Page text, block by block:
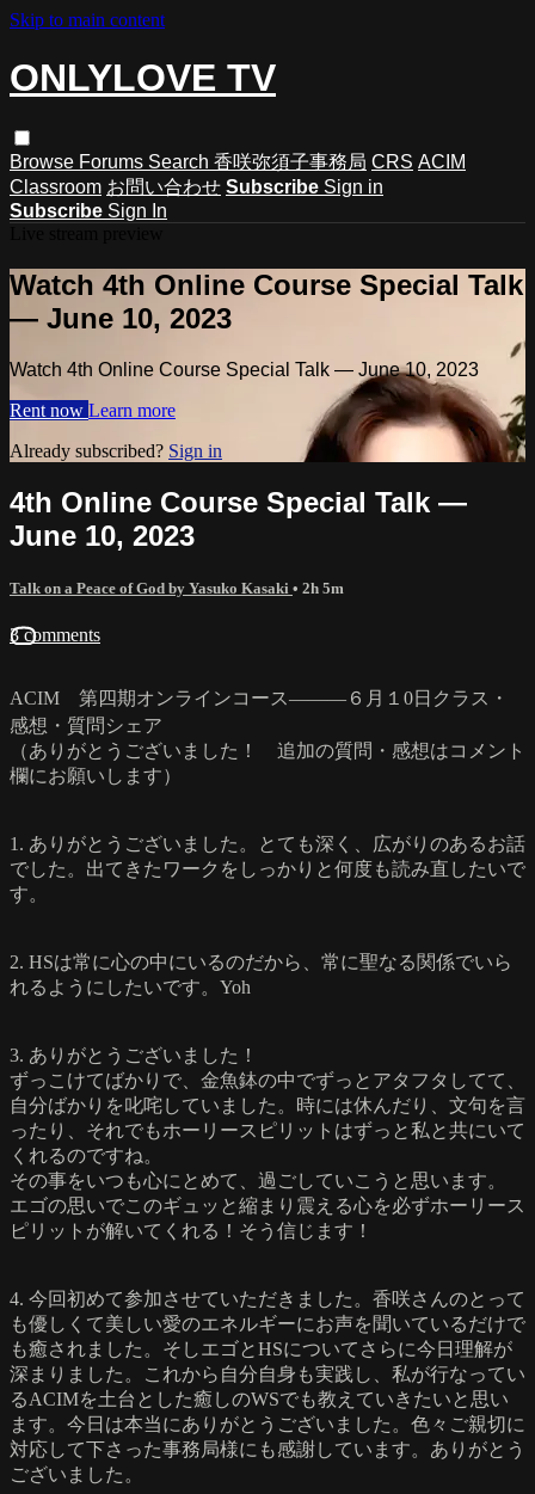
Skip to main content
ONLYLOVE TV
Browse Forums Search 香咲弥須子事務局 CRS ACIM
Classroom お問い合わせ Subscribe Sign in
Subscribe Sign In
Watch 4th Online Course Special Talk
— June 10, 2023
Watch 4th Online Course Special Talk — June 10, 2023
Rent now Learn more
Already subscribed? Sign in
4th Online Course Special Talk —
June 10, 2023
Talk on a Peace of God by Yasuko Kasaki • 2h 5m
3 comments
ACIM 第四期オンラインコース―――６月１0日クラス・
感想・質問シェア
（ありがとうございました！ 追加の質問・感想はコメント
欄にお願いします）
1. ありがとうございました。とても深く、広がりのあるお話
でした。出てきたワークをしっかりと何度も読み直したいで
す。
2. HSは常に心の中にいるのだから、常に聖なる関係でいら
れるようにしたいです。Yoh
3. ありがとうございました！
ずっこけてばかりで、金魚鉢の中でずっとアタフタしてて、
自分ばかりを叱咤していました。時には休んだり、文句を言
ったり、それでもホーリースピリットはずっと私と共にいて
くれるのですね。
その事をいつも心にとめて、過ごしていこうと思います。
エゴの思いでこのギュッと縮まり震える心を必ずホーリース
ピリットが解いてくれる！そう信じます！
4. 今回初めて参加させていただきました。香咲さんのとって
も優しくて美しい愛のエネルギーにお声を聞いているだけで
も癒されました。そしエゴとHSについてさらに今日理解が
深まりました。これから自分自身も実践し、私が行なってい
るACIMを土台とした癒しのWSでも教えていきたいと思い
ます。今日は本当にありがとうございました。色々ご親切に
対応して下さった事務局様にも感謝しています。ありがとう
ございました。